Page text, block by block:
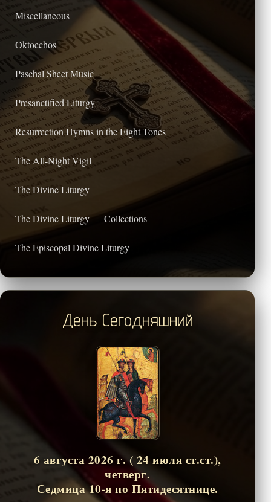
Miscellaneous
Oktoechos
Paschal Sheet Music
Presanctified Liturgy
Resurrection Hymns in the Eight Tones
The All-Night Vigil
The Divine Liturgy
The Divine Liturgy — Collections
The Episcopal Divine Liturgy
День Сегодняшний
6 августа 2026 г. ( 24 июля ст.ст.),
четверг.
Седмица 10-я по Пятидесятнице.